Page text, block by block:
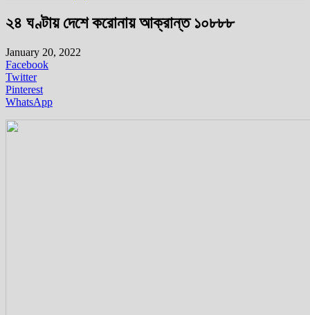
২৪ ঘণ্টায় দেশে করোনায় আক্রান্ত ১০৮৮৮
January 20, 2022
Facebook
Twitter
Pinterest
WhatsApp